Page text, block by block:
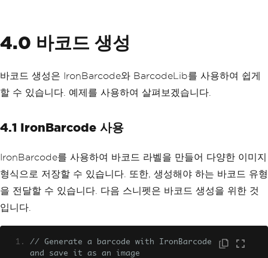
4.0 바코드 생성
바코드 생성은 IronBarcode와 BarcodeLib를 사용하여 쉽게
할 수 있습니다. 예제를 사용하여 살펴보겠습니다.
4.1 IronBarcode 사용
IronBarcode를 사용하여 바코드 라벨을 만들어 다양한 이미지
형식으로 저장할 수 있습니다. 또한, 생성해야 하는 바코드 유형
을 전달할 수 있습니다. 다음 스니펫은 바코드 생성을 위한 것
입니다.
// Generate a barcode with IronBarcode
and save it as an image